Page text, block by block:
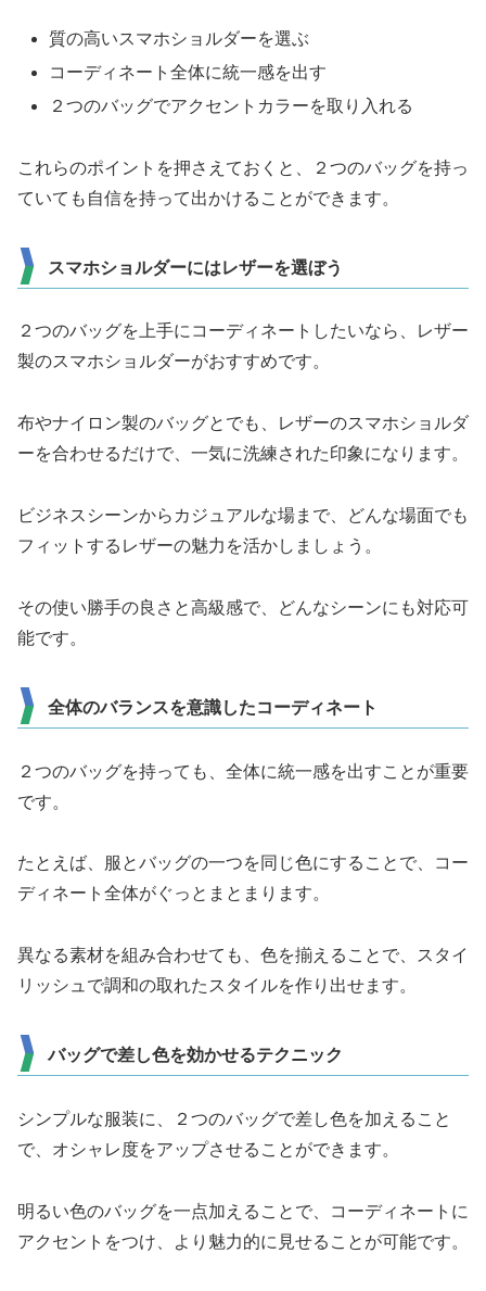
質の高いスマホショルダーを選ぶ
コーディネート全体に統一感を出す
２つのバッグでアクセントカラーを取り入れる
これらのポイントを押さえておくと、２つのバッグを持っ
ていても自信を持って出かけることができます。
スマホショルダーにはレザーを選ぼう
２つのバッグを上手にコーディネートしたいなら、レザー
製のスマホショルダーがおすすめです。
布やナイロン製のバッグとでも、レザーのスマホショルダ
ーを合わせるだけで、一気に洗練された印象になります。
ビジネスシーンからカジュアルな場まで、どんな場面でも
フィットするレザーの魅力を活かしましょう。
その使い勝手の良さと高級感で、どんなシーンにも対応可
能です。
全体のバランスを意識したコーディネート
２つのバッグを持っても、全体に統一感を出すことが重要
です。
たとえば、服とバッグの一つを同じ色にすることで、コー
ディネート全体がぐっとまとまります。
異なる素材を組み合わせても、色を揃えることで、スタイ
リッシュで調和の取れたスタイルを作り出せます。
バッグで差し色を効かせるテクニック
シンプルな服装に、２つのバッグで差し色を加えること
で、オシャレ度をアップさせることができます。
明るい色のバッグを一点加えることで、コーディネートに
アクセントをつけ、より魅力的に見せることが可能です。